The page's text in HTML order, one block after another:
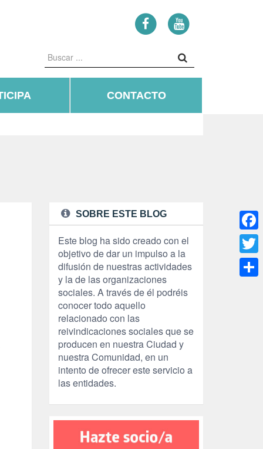
CONTACTO
SOBRE ESTE BLOG
Este blog ha sido creado con el
objetivo de dar un impulso a la
difusión de nuestras actividades
y la de las organizaciones
sociales. A través de él podréis
conocer todo aquello
relacionado con las
reivindicaciones sociales que se
producen en nuestra Ciudad y
nuestra Comunidad, en un
intento de ofrecer este servicio a
las entidades.